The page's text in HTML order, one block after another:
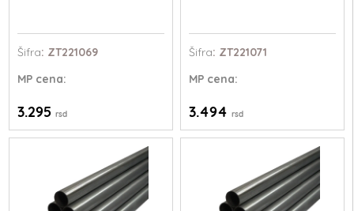
Šifra: ZT221069
MP cena:
3.295rsd
Šifra: ZT221071
MPcena:
3.494 rsd